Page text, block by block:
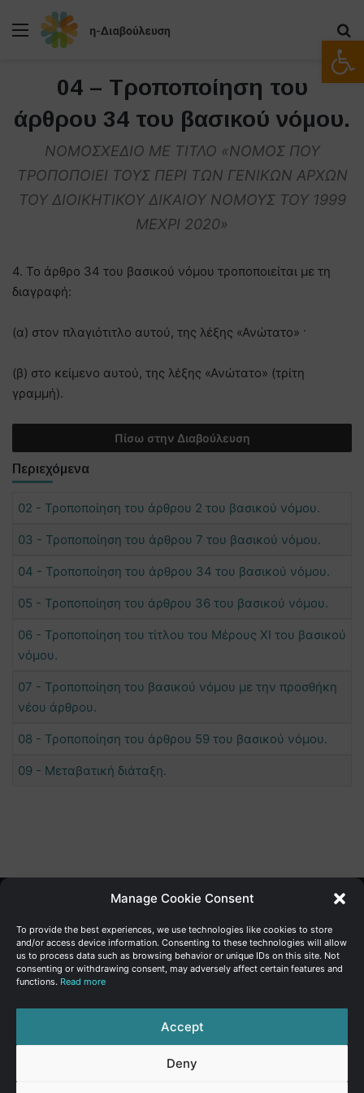
Manage Cookie Consent
To provide the best experiences, we use technologies like cookies to store
and/or access device information. Consenting to these technologies will allow
us to process data such as browsing behavior or unique IDs on this site. Not
consenting or withdrawing consent, may adversely affect certain features and
functions. Read more
Accept
Deny
Μενού
04 – Τροποποίηση του
άρθρου 34 του βασικού νόμου.
ΝΟΜΟΣΧΕΔΙΟ ΜΕ ΤΙΤΛΟ «ΝΟΜΟΣ ΠΟΥ
ΤΡΟΠΟΠΟΙΕΙ ΤΟΥΣ ΠΕΡΙ ΤΩΝ ΓΕΝΙΚΩΝ ΑΡΧΩΝ
ΤΟΥ ΔΙΟΙΚΗΤΙΚΟΥ ΔΙΚΑΙΟΥ ΝΟΜΟΥΣ ΤΟΥ 1999
ΜΕΧΡΙ 2020»
4. Το άρθρο 34 του βασικού νόμου τροποποιείται με τη
διαγραφή:
(α) στον πλαγιότιτλο αυτού, της λέξης «Ανώτατο» ·
(β) στο κείμενο αυτού, της λέξης «Ανώτατο» (τρίτη
γραμμή).
Πίσω στην Διαβούλευση
Περιεχόμενα
02 - Τροποποίηση του άρθρου 2 του βασικού νόμου.
03 - Τροποποίηση του άρθρου 7 του βασικού νόμου.
04 - Τροποποίηση του άρθρου 34 του βασικού νόμου.
05 - Τροποποίηση του άρθρου 36 του βασικού νόμου.
06 - Τροποποίηση του τίτλου του Μέρους ΧΙ του βασικού
νόμου.
07 - Τροποποίηση του βασικού νόμου με την προσθήκη
νέου άρθρου.
08 - Τροποποίηση του άρθρου 59 του βασικού νόμου.
09 - Μεταβατική διάταξη.
Γενική Διεύθυνση Ανάπτυξης
Υπουργείο Οικονομικών | Κυπριακή Δημοκρατία
Ιστ: